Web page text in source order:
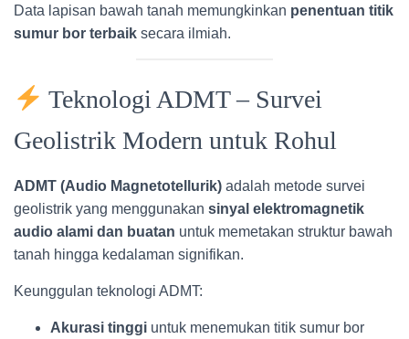
Data lapisan bawah tanah memungkinkan penentuan titik
sumur bor terbaik secara ilmiah.
Teknologi ADMT – Survei
Geolistrik Modern untuk Rohul
ADMT (Audio Magnetotellurik) adalah metode survei
geolistrik yang menggunakan sinyal elektromagnetik
audio alami dan buatan untuk memetakan struktur bawah
tanah hingga kedalaman signifikan.
Keunggulan teknologi ADMT:
Akurasi tinggi untuk menemukan titik sumur bor